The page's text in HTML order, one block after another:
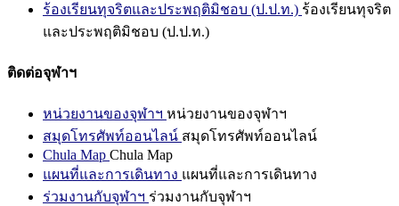
ร้องเรียนทุจริตและประพฤติมิชอบ (ป.ป.ท.) ร้องเรียนทุจริต
และประพฤติมิชอบ (ป.ป.ท.)
ติดต่อจุฬาฯ
หน่วยงานของจุฬาฯ หน่วยงานของจุฬาฯ
สมุดโทรศัพท์ออนไลน์ สมุดโทรศัพท์ออนไลน์
Chula Map Chula Map
แผนที่และการเดินทาง แผนที่และการเดินทาง
ร่วมงานกับจุฬาฯ ร่วมงานกับจุฬาฯ